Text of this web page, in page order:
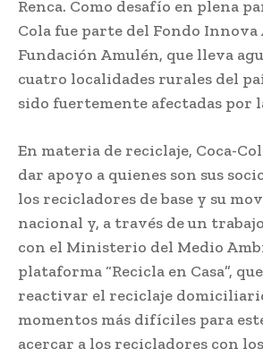
Renca. Como desafío en plena
Cola fue parte del Fondo Innova
Fundación Amulén, que lleva
cuatro localidades rurales del
sido fuertemente afectadas por
En materia de reciclaje, Coca-
dar apoyo a quienes son sus
los recicladores de base y su
nacional y, a través de un
con el Ministerio del Medio
plataforma “Recicla en Casa”,
reactivar el reciclaje
momentos más difíciles para
acercar a los recicladores con